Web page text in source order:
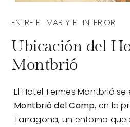
ENTRE EL MAR Y EL INTERIOR
Ubicación del
Montbrió
El Hotel Termes Montbrió
Montbrió del Camp, en la
Tarragona, un entorno